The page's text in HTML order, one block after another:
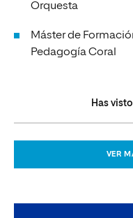
Orquesta
Máster de
Pedagogía Coral
Has visto
VER